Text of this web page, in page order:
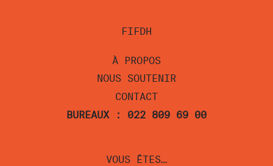
FIFDH
À PROPOS
NOUS SOUTENIR
CONTACT
BUREAUX : 022 809 69 00
VOUS ÊTES…